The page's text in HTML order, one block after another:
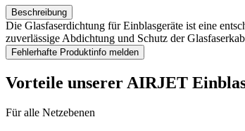
Beschreibung
Die Glasfaserdichtung für Einblasgeräte ist eine
zuverlässige Abdichtung und Schutz der
Fehlerhafte Produktinfo melden
Vorteile unserer AIRJET
Für alle Netzebenen